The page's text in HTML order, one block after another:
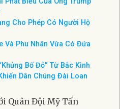
Cho Phép Có Người Hộ
Và Phu Nhân Vừa Có Đứa
Bố Đỏ” Từ Bắc Kinh
Dân Chúng Đài Loan
Quân Đội Mỹ Tấn